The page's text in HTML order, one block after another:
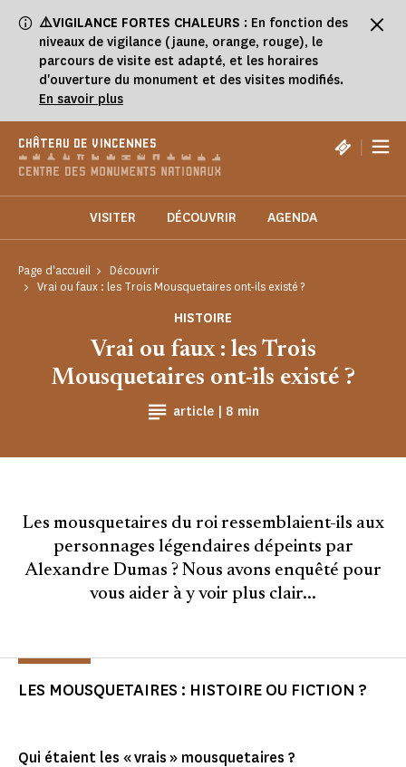
⚠️VIGILANCE FORTES CHALEURS : En fonction des
niveaux de vigilance (jaune, orange, rouge), le
parcours de visite est adapté, et les horaires
d'ouverture du monument et des visites modifiés.
En savoir plus
CHÂTEAU DE VINCENNES |
VISITER DÉCOUVRIR AGENDA
Page d'accueil
Découvrir
Vrai ou faux : les Trois Mousquetaires ont-ils existé ?
HISTOIRE
article | Temps de Lecture
8 min
Vrai ou faux : les Trois
Mousquetaires ont-ils existé ?
Les mousquetaires du roi ressemblaient-ils aux
personnages légendaires dépeints par
Alexandre Dumas ? Nous avons enquêté pour
vous aider à y voir plus clair...
LES MOUSQUETAIRES : HISTOIRE OU FICTION ?
Qui étaient les « vrais » mousquetaires ?